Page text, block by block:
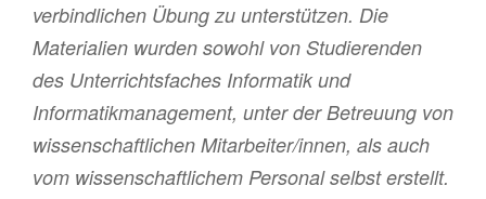
verbindlichen Übung zu unterstützen. Die
Materialien wurden sowohl von Studierenden
des Unterrichtsfaches Informatik und
Informatikmanagement, unter der Betreuung von
wissenschaftlichen Mitarbeiter/innen, als auch
vom wissenschaftlichem Personal selbst erstellt.